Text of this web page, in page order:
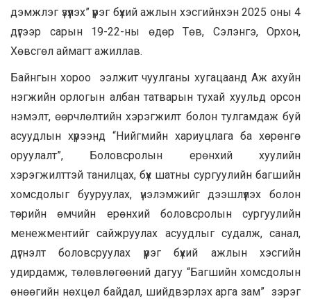
дэмжлэг үзүүлэх” үүрэг бүхий ажлын хэсгийнхэн 2025 оны 4
дүгээр сарын 19-22-ны өдөр Төв, Сэлэнгэ, Орхон,
Хөвсгөл аймагт ажиллав.
Байнгын хороо ээлжит чуулганы хугацаанд Аж ахуйн
нэгжийн орлогын албан татварын тухай хуульд орсон
нэмэлт, өөрчлөлтийн хэрэгжилт болон тулгамдаж буй
асуудлын хүрээнд “Нийгмийн хариуцлага ба хөрөнгө
оруулалт”, Боловсролын ерөнхий хуулийн
хэрэгжилттэй танилцах, бүх шатны сургуулийн багшийн
хомсдолыг бууруулах, үнэлэмжийг дээшлүүлэх болон
төрийн өмчийн ерөнхий боловсролын сургуулийн
менежментийг сайжруулах асуудлыг судалж, санал,
дүгнэлт боловсруулах үүрэг бүхий ажлын хэсгийн
удирдамж, төлөвлөгөөний дагуу “Багшийн хомсдолын
өнөөгийн нөхцөл байдал, шийдвэрлэх арга зам” зэрэг